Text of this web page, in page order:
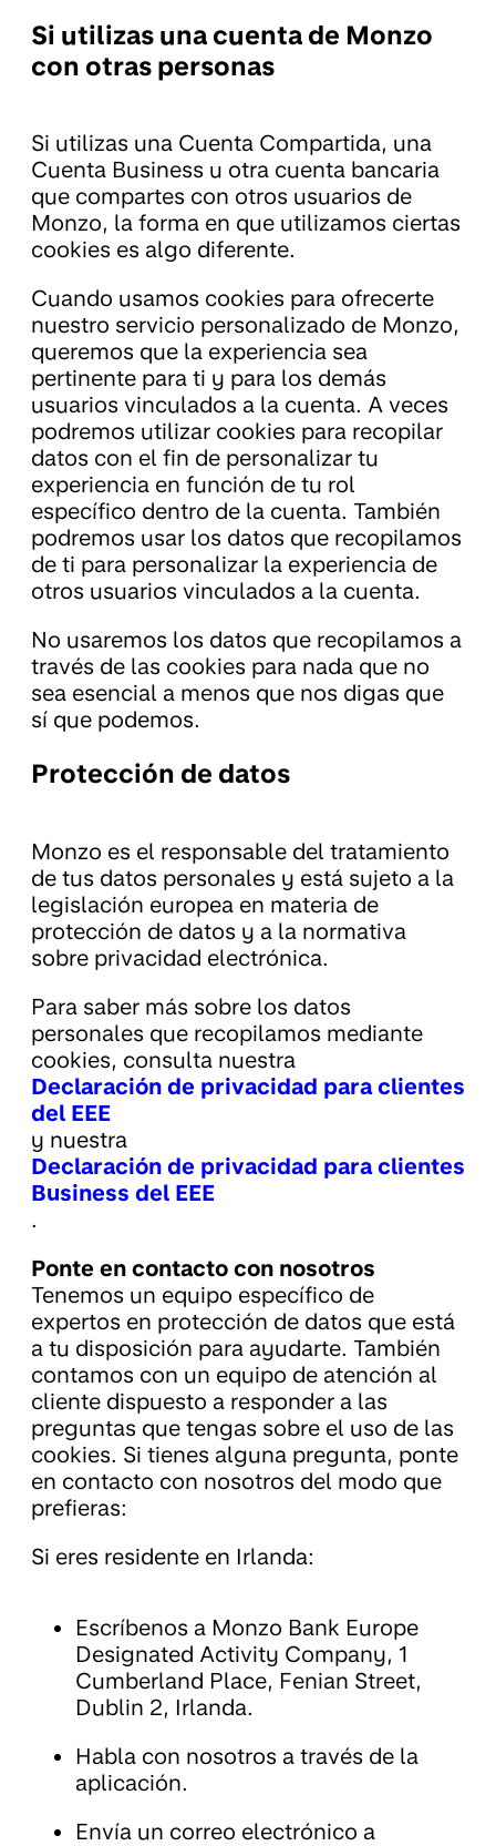
Si utilizas una cuenta de Monzo
con otras personas
Si utilizas una Cuenta Compartida, una
Cuenta Business u otra cuenta bancaria
que compartes con otros usuarios de
Monzo, la forma en que utilizamos ciertas
cookies es algo diferente.
Cuando usamos cookies para ofrecerte
nuestro servicio personalizado de Monzo,
queremos que la experiencia sea
pertinente para ti y para los demás
usuarios vinculados a la cuenta. A veces
podremos utilizar cookies para recopilar
datos con el fin de personalizar tu
experiencia en función de tu rol
específico dentro de la cuenta. También
podremos usar los datos que recopilamos
de ti para personalizar la experiencia de
otros usuarios vinculados a la cuenta.
No usaremos los datos que recopilamos a
través de las cookies para nada que no
sea esencial a menos que nos digas que
sí que podemos.
Protección de datos
Monzo es el responsable del tratamiento
de tus datos personales y está sujeto a la
legislación europea en materia de
protección de datos y a la normativa
sobre privacidad electrónica.
Para saber más sobre los datos
personales que recopilamos mediante
cookies, consulta nuestra
Declaración de privacidad para clientes
del EEE
y nuestra
Declaración de privacidad para clientes
Business del EEE
.
Ponte en contacto con nosotros
Tenemos un equipo específico de
expertos en protección de datos que está
a tu disposición para ayudarte. También
contamos con un equipo de atención al
cliente dispuesto a responder a las
preguntas que tengas sobre el uso de las
cookies. Si tienes alguna pregunta, ponte
en contacto con nosotros del modo que
prefieras:
Si eres residente en Irlanda:
Escríbenos a Monzo Bank Europe
Designated Activity Company, 1
Cumberland Place, Fenian Street,
Dublin 2, Irlanda.
Habla con nosotros a través de la
aplicación.
Envía un correo electrónico a